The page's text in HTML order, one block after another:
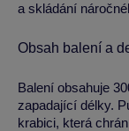
a skládání
Obsah balení a
Balení obsahuje
zapadající délky.
krabici, která